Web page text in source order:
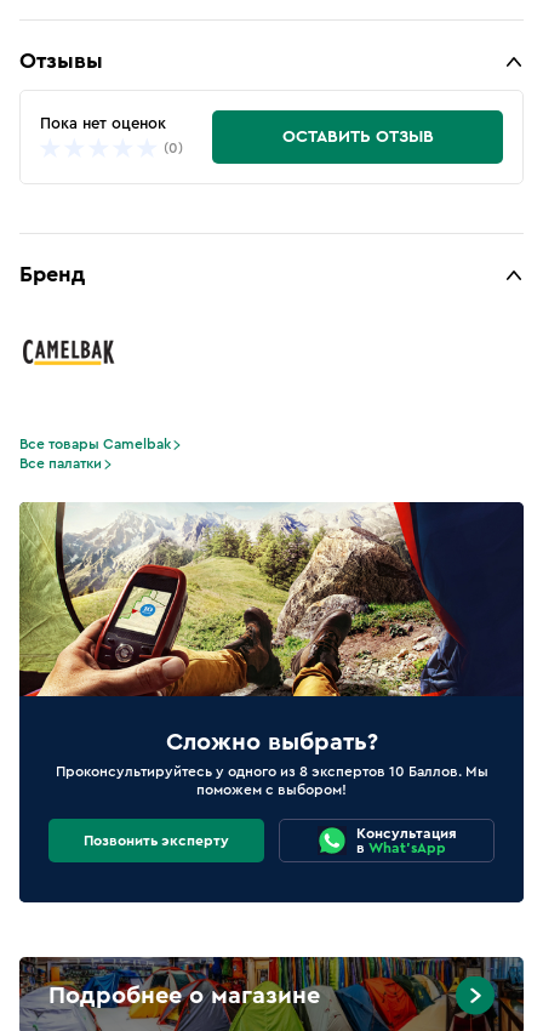
Отзывы
Пока нет оценок
(0)
ОСТАВИТЬ ОТЗЫВ
Бренд
Все товары Camelbak
Все палатки
Сложно выбрать?
Проконсультируйтесь у одного из 8 экспертов 10 Баллов. Мы
поможем с выбором!
Позвонить эксперту
Консультация
в What'sApp
Подробнее о магазине